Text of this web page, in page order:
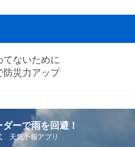
てないために
防災力アップ
ーで雨を回避！
天気予報アプリ